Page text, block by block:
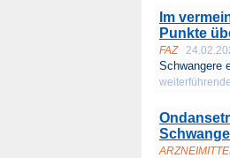
Im
Punkte
FAZ
Schwangere